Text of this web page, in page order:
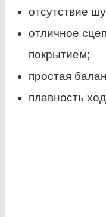
отсутствие
отличное
покрытием;
простая
плавность